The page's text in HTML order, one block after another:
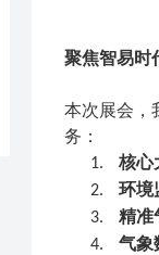
聚焦智易时
本次展会，
务：
1. 核心
2. 环境
3. 精准
4. 气象